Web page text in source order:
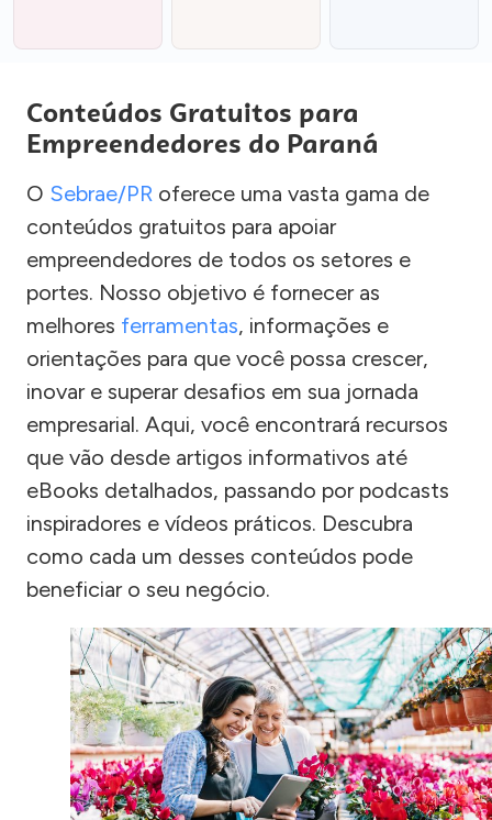
Conteúdos Gratuitos para
Empreendedores do Paraná
O Sebrae/PR oferece uma vasta gama de
conteúdos gratuitos para apoiar
empreendedores de todos os setores e
portes. Nosso objetivo é fornecer as
melhores ferramentas, informações e
orientações para que você possa crescer,
inovar e superar desafios em sua jornada
empresarial. Aqui, você encontrará recursos
que vão desde artigos informativos até
eBooks detalhados, passando por podcasts
inspiradores e vídeos práticos. Descubra
como cada um desses conteúdos pode
beneficiar o seu negócio.